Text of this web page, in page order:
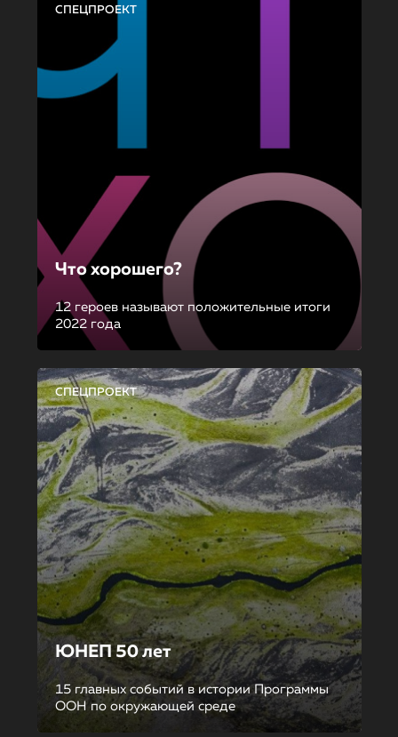
СПЕЦПРОЕКТ
Что хорошего?
12 героев называют положительные итоги
2022 года
СПЕЦПРОЕКТ
ЮНЕП 50 лет
15 главных событий в истории Программы
ООН по окружающей среде